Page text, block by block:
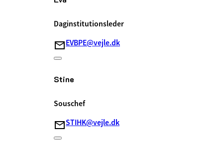
Daginstitutionsleder
EVBPE@vejle.dk
Stine
Souschef
STIHK@vejle.dk